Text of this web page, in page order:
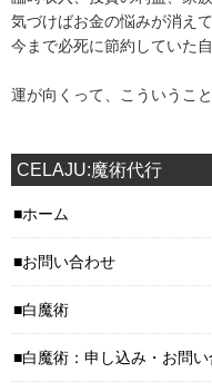
気づけばお金の悩みが消えて
今まで必死に節約していた
運が向くって、こういうこ
CELAJU:魔術代行
ホーム
お問い合わせ
白魔術
白魔術：申し込み・お問